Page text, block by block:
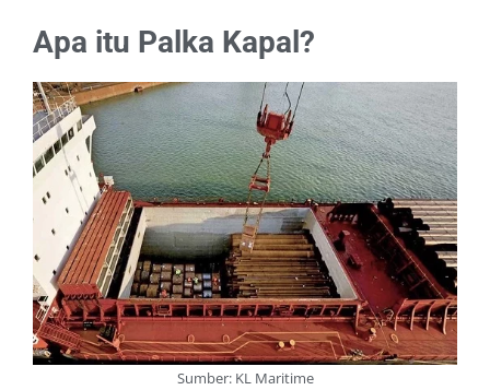
Apa itu Palka Kapal?
Sumber: KL Maritime